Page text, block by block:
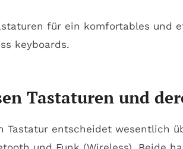
Tastaturen und
Tastatur entscheidet wesentlich